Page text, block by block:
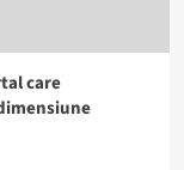
care